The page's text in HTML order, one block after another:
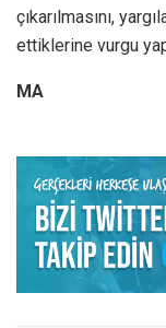
çıkarılmasını,
ettiklerine vurgu
MA